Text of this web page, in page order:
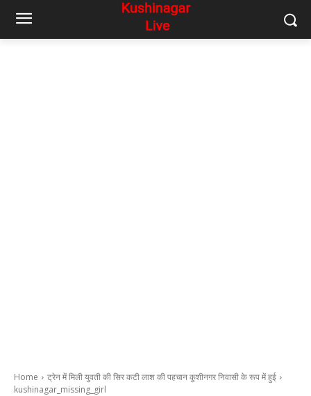
Home
ट्रेन में मिली युवती की सिर कटी लाश की पहचान कुशीनगर निवासी के रूप में हुई
kushinagar_missing_girl